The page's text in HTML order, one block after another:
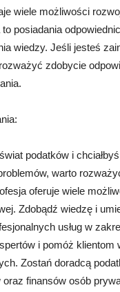
wiele możliwości
posiadania
wiedzy. Jeśli jesteś
zdobycie
podatków i
warto
oferuje wiele
Zdobądź wiedzę i
usług w
i pomóż klientom
Zostań doradcą
finansów osób